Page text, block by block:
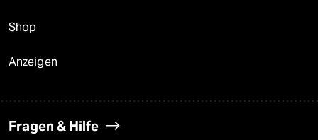
Shop
Anzeigen
Fragen & Hilfe